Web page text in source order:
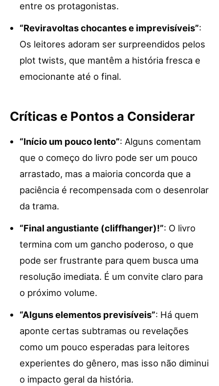
entre os protagonistas.
“Reviravoltas chocantes e imprevisíveis”:
Os leitores adoram ser surpreendidos pelos
plot twists, que mantêm a história fresca e
emocionante até o final.
Críticas e Pontos a Considerar
“Início um pouco lento”: Alguns comentam
que o começo do livro pode ser um pouco
arrastado, mas a maioria concorda que a
paciência é recompensada com o desenrolar
da trama.
“Final angustiante (cliffhanger)!”: O livro
termina com um gancho poderoso, o que
pode ser frustrante para quem busca uma
resolução imediata. É um convite claro para
o próximo volume.
“Alguns elementos previsíveis”: Há quem
aponte certas subtramas ou revelações
como um pouco esperadas para leitores
experientes do gênero, mas isso não diminui
o impacto geral da história.